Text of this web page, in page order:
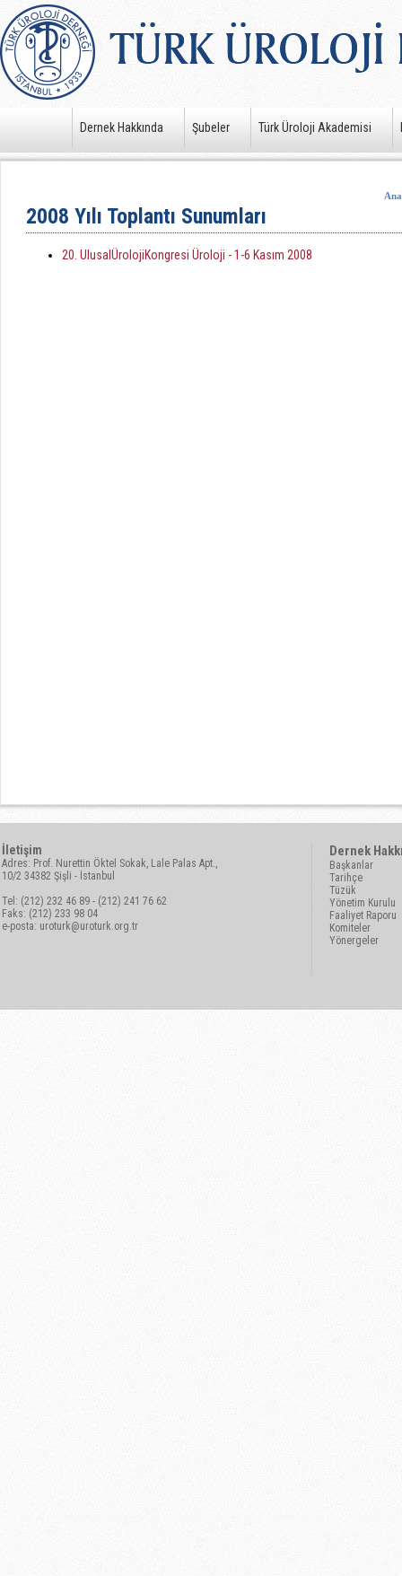
Dernek Hakkında Şubeler Türk Üroloji Akademisi
2008 Yılı Toplantı Sunumları
20. UlusalÜrolojiKongresi Üroloji - 1-6 Kasım 2008
İletişim
Adres: Prof. Nurettin Öktel Sokak, Lale Palas Apt.,
10/2 34382 Şişli - İstanbul
Tel: (212) 232 46 89 - (212) 241 76 62
Faks: (212) 233 98 04
e-posta: uroturk@uroturk.org.tr
Dernek
Başkanlar
Tarihçe
Tüzük
Yönetim Kurulu
Faaliyet Raporu
Komiteler
Yönergeler